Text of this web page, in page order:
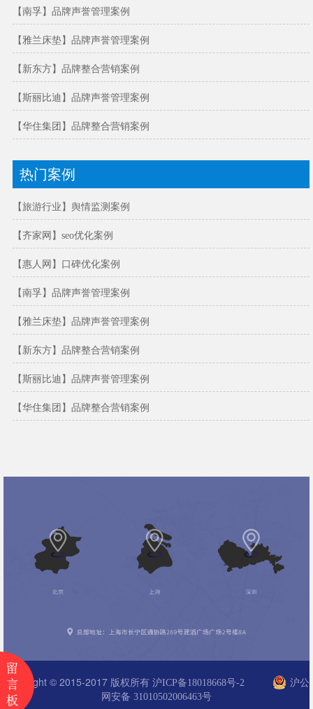
【南孚】品牌声誉管理案例
【雅兰床垫】品牌声誉管理案例
【新东方】品牌整合营销案例
【斯丽比迪】品牌声誉管理案例
【华住集团】品牌整合营销案例
热门案例
【旅游行业】舆情监测案例
【齐家网】seo优化案例
【惠人网】口碑优化案例
【南孚】品牌声誉管理案例
【雅兰床垫】品牌声誉管理案例
【新东方】品牌整合营销案例
【斯丽比迪】品牌声誉管理案例
【华住集团】品牌整合营销案例
Copyright © 2015-2017 版权所有 沪ICP备18018668号-2
沪公
网安备 31010502006463号